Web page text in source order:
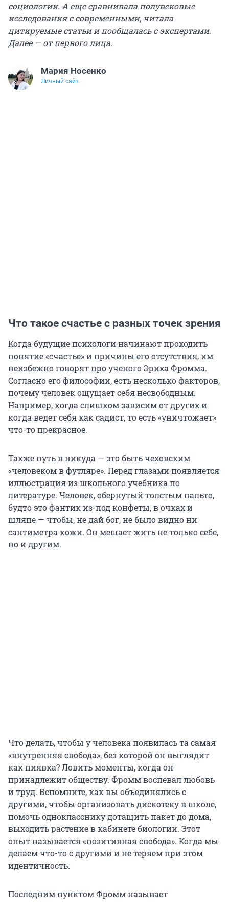
социологии. А еще сравнивала полувековые
исследования с современными, читала
цитируемые статьи и пообщалась с экспертами.
Далее — от первого лица.
Мария Носенко
Личный сайт
Что такое счастье с разных точек зрения
Когда будущие психологи начинают проходить
понятие «счастье» и причины его отсутствия, им
неизбежно говорят про ученого Эриха Фромма.
Согласно его философии, есть несколько факторов,
почему человек ощущает себя несвободным.
Например, когда слишком зависим от других и
когда ведет себя как садист, то есть «уничтожает»
что-то прекрасное.
Также путь в никуда — это быть чеховским
«человеком в футляре». Перед глазами появляется
иллюстрация из школьного учебника по
литературе. Человек, обернутый толстым пальто,
будто это фантик из-под конфеты, в очках и
шляпе — чтобы, не дай бог, не было видно ни
сантиметра кожи. Он мешает жить не только себе,
но и другим.
Что делать, чтобы у человека появилась та самая
«внутренняя свобода», без которой он выглядит
как пиявка? Ловить моменты, когда он
принадлежит обществу. Фромм воспевал любовь
и труд. Вспомните, как вы объединялись с
другими, чтобы организовать дискотеку в школе,
помочь однокласснику дотащить пакет до дома,
выходить растение в кабинете биологии. Этот
опыт называется «позитивная свобода». Когда мы
делаем что-то с другими и не теряем при этом
идентичность.
Последним пунктом Фромм называет